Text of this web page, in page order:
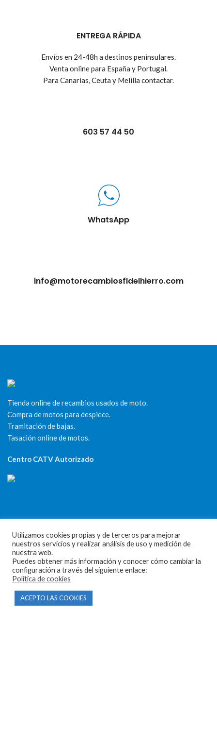
ENTREGA RÁPIDA
Envíos en 24-48h a destinos peninsulares.
Venta online para España y Portugal.
Para Canarias, Ceuta y Melilla contactar.
603 57 44 50
WhatsApp
info@motorecambiosfldelhierro.com
Tienda online de recambios usados de moto.
Compra de motos para despiece.
Tramitación de bajas.
Tasación online de motos.
Centro CATV Autorizado
CONTACTO
Parque Empresarial Las Condas , Nave 1
05440 Piedralaves-Ávila
603 57 44 50
info@motorecambiosfldelhierro.com
Utilizamos cookies propias y de terceros para mejorar
nuestros servicios y realizar análisis de uso y medición de
nuestra web.
Puedes obtener más información y conocer cómo cambiar la
configuración a través del siguiente enlace:
Política de cookies
ACEPTO LAS COOKIES